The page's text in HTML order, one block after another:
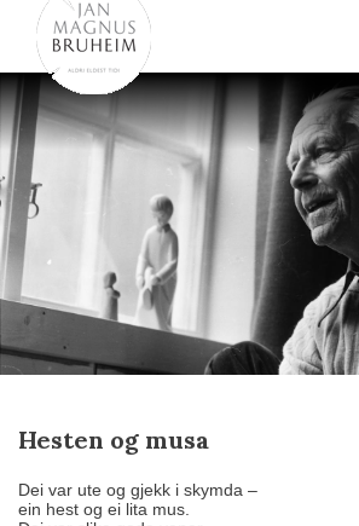
Skip
Content
Hesten og musa
Dei var ute og gjekk i skymda –
ein hest og ei lita mus.